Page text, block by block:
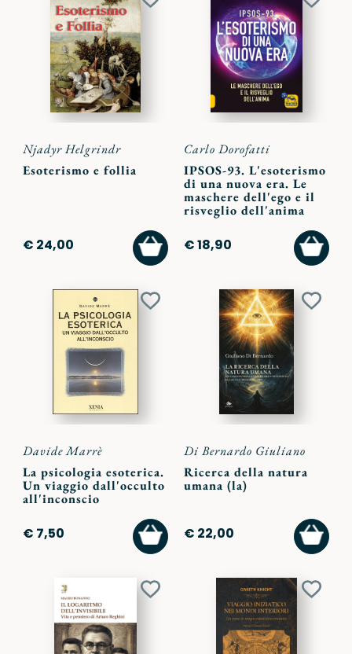
Aggiungi
Njadyr Helgrindr
Esoterismo e follia
€ 24,00
AGGIUNGI
AL
CARRELLO
Carlo Dorofatti
IPSOS-93. L'esoterismo
di una nuova era. Le
maschere dell'ego e il
risveglio dell'anima
€ 18,90
AL
Aggiungi
Davide Marrè
La psicologia esoterica.
Un viaggio dall'occulto
all'inconscio
€ 7,50
AGGIUNGI
AL
CARRELLO
Di Bernardo Giuliano
Ricerca della natura
umana (la)
€ 22,00
AL
Aggiungi